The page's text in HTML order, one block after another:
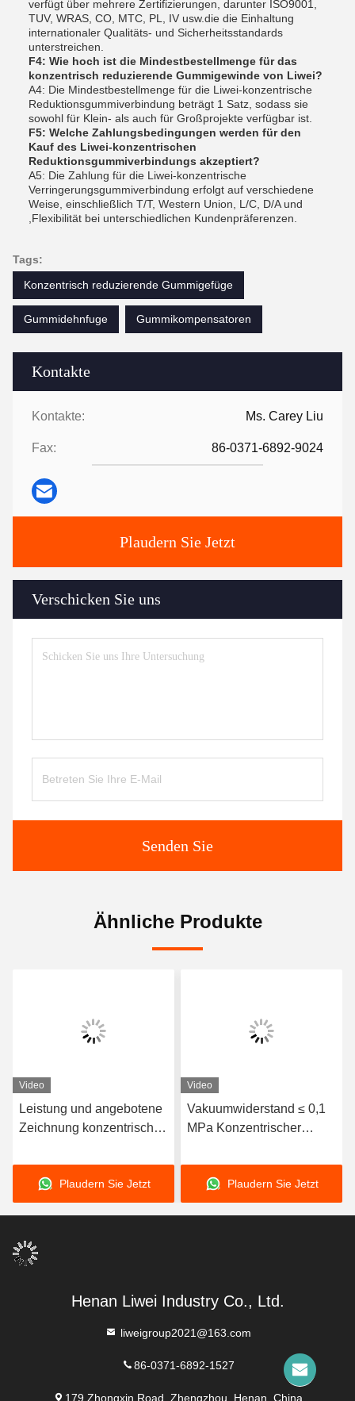
Kontakte
Kontakte: Ms. Carey Liu
Fax: 86-0371-6892-9024
Plaudern Sie Jetzt
Verschicken Sie uns
Senden Sie
verfügt über mehrere Zertifizierungen, darunter ISO9001,
TUV, WRAS, CO, MTC, PL, IV usw.die die Einhaltung
internationaler Qualitäts- und Sicherheitsstandards
unterstreichen.
F4: Wie hoch ist die Mindestbestellmenge für das
konzentrisch reduzierende Gummigewinde von Liwei?
A4: Die Mindestbestellmenge für die Liwei-konzentrische
Reduktionsgummiverbindung beträgt 1 Satz, sodass sie
sowohl für Klein- als auch für Großprojekte verfügbar ist.
F5: Welche Zahlungsbedingungen werden für den
Kauf des Liwei-konzentrischen
Reduktionsgummiverbindungs akzeptiert?
A5: Die Zahlung für die Liwei-konzentrische
Verringerungsgummiverbindung erfolgt auf verschiedene
Weise, einschließlich T/T, Western Union, L/C, D/A und
,Flexibilität bei unterschiedlichen Kundenpräferenzen.
Tags:
Konzentrisch reduzierende Gummigefüge
Gummidehnfuge Gummikompensatoren
Ähnliche Produkte
Video
Leistung und angebotene
Zeichnung konzentrischer
horizontaler/vertikaler
AnlagentypePlaudern Sie Jetzt
Video
Vakuumwiderstand ≤ 0,1
MPa Konzentrischer
Abwasserwiderstand
Plaudern Sie Jetzt
Henan Liwei Industry Co., Ltd.
liweigroup2021@163.com
86-0371-6892-1527
179 Zhongxin Road, Zhengzhou, Henan, China